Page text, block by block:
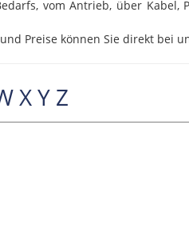
vom Antrieb, über Kabel,
Preise können Sie direkt bei
XY Z